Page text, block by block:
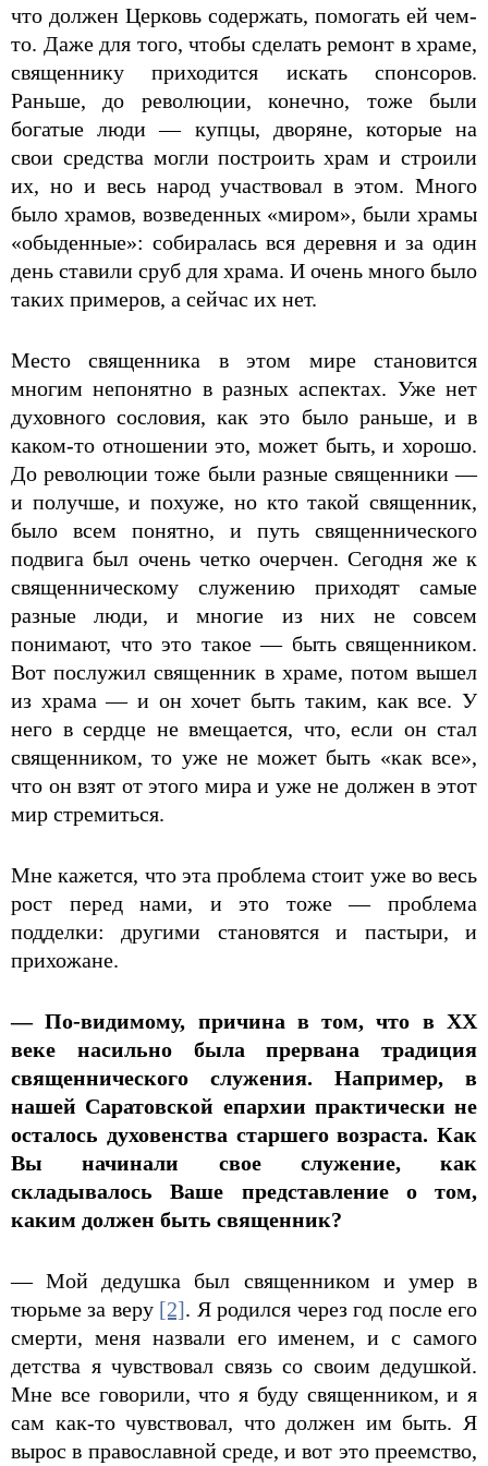
что должен Церковь содержать, помогать ей чем-
то. Даже для того, чтобы сделать ремонт в храме,
священнику приходится искать спонсоров.
Раньше, до революции, конечно, тоже были
богатые люди — купцы, дворяне, которые на
свои средства могли построить храм и строили
их, но и весь народ участвовал в этом. Много
было храмов, возведенных «миром», были храмы
«обыденные»: собиралась вся деревня и за один
день ставили сруб для храма. И очень много было
таких примеров, а сейчас их нет.
Место священника в этом мире становится
многим непонятно в разных аспектах. Уже нет
духовного сословия, как это было раньше, и в
каком-то отношении это, может быть, и хорошо.
До революции тоже были разные священники —
и получше, и похуже, но кто такой священник,
было всем понятно, и путь священнического
подвига был очень четко очерчен. Сегодня же к
священническому служению приходят самые
разные люди, и многие из них не совсем
понимают, что это такое — быть священником.
Вот послужил священник в храме, потом вышел
из храма — и он хочет быть таким, как все. У
него в сердце не вмещается, что, если он стал
священником, то уже не может быть «как все»,
что он взят от этого мира и уже не должен в этот
мир стремиться.
Мне кажется, что эта проблема стоит уже во весь
рост перед нами, и это тоже — проблема
подделки: другими становятся и пастыри, и
прихожане.
— По-видимому, причина в том, что в ХХ
веке насильно была прервана традиция
священнического служения. Например, в
нашей Саратовской епархии практически не
осталось духовенства старшего возраста. Как
Вы начинали свое служение, как
складывалось Ваше представление о том,
каким должен быть священник?
— Мой дедушка был священником и умер в
тюрьме за веру [2]. Я родился через год после его
смерти, меня назвали его именем, и с самого
детства я чувствовал связь со своим дедушкой.
Мне все говорили, что я буду священником, и я
сам как-то чувствовал, что должен им быть. Я
вырос в православной среде, и вот это преемство,